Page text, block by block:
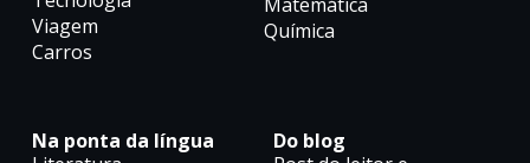
Viagem
Carros
Química
Na ponta da língua
Do blog